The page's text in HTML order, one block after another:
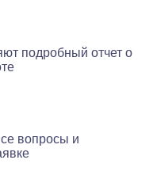
подробный отчет о
вопросы и